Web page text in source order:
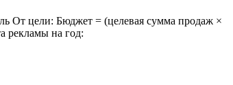
От цели: Бюджет = (целевая сумма продаж ×
рекламы на год: